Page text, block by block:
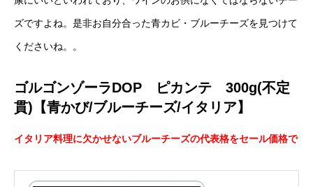
ズですよね。是非お自分合った青カビ・ブルーチーズを見つけて
くださいね。。
ゴルゴンゾーラDOP ピカンテ 300g(不定
貫)【青かび/ブルーチーズ/イタリア】
イタリア料理に欠かせないブルーチーズの代表格をセール価格で